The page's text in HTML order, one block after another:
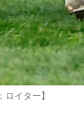
イター】